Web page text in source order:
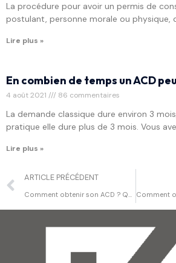
La procédure pour avoir un permis de
postulant, personne morale ou physique,
Lire plus »
En combien de temps un ACD
4 août 2021 86 commentaires
La demande classique dure environ 3
pratique elle dure plus de 3 mois. Vous
Lire plus »
ARTICLE PRÉCÉDENT
Comment obtenir son ACD ? Quelles sont les pièces à fournir ?